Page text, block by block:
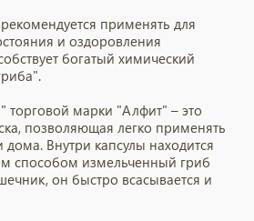
применять для
и оздоровления
богатый химический
торговой марки "Алфит" – это
позволяющая легко применять
Внутри капсулы находится
способом измельченный гриб
он быстро всасывается и